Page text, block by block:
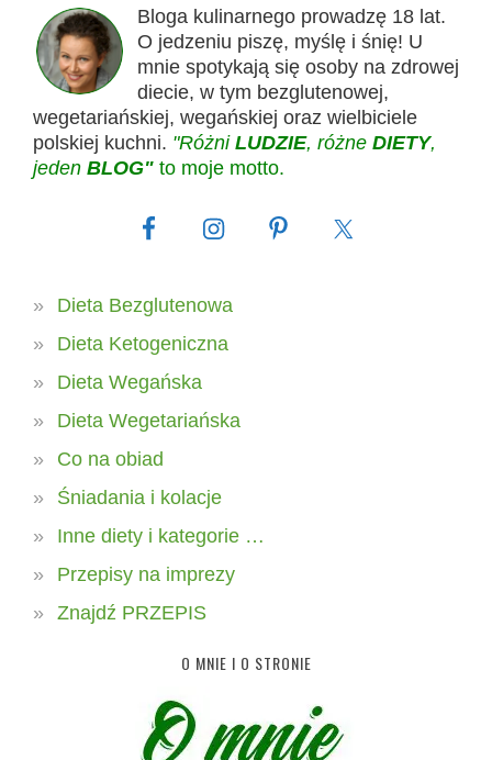
Bloga kulinarnego prowadzę 18 lat.
O jedzeniu piszę, myślę i śnię! U
mnie spotykają się osoby na zdrowej
diecie, w tym bezglutenowej,
wegetariańskiej, wegańskiej oraz wielbiciele
polskiej kuchni. "Różni LUDZIE, różne DIETY,
jeden BLOG" to moje motto.
Dieta Bezglutenowa
Dieta Ketogeniczna
Dieta Wegańska
Dieta Wegetariańska
Co na obiad
Śniadania i kolacje
Inne diety i kategorie …
Przepisy na imprezy
Znajdź PRZEPIS
O MNIE I O STRONIE